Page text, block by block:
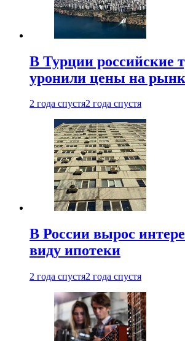
В Турции российские
уронили цены на
2 года спустя2 года спустя
В России вырос
виду ипотеки
2 года спустя2 года спустя